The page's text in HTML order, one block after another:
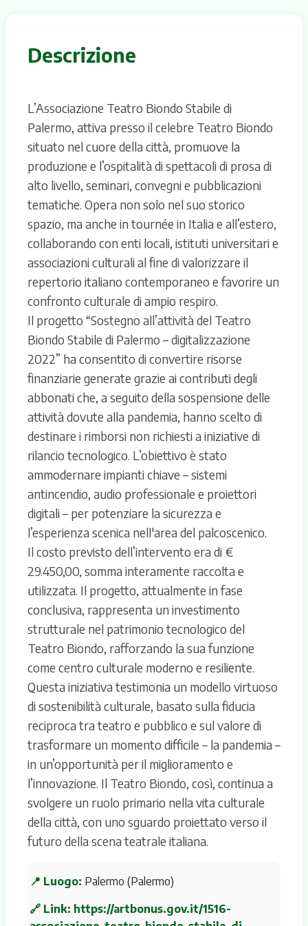
Descrizione
L’Associazione Teatro Biondo Stabile di
Palermo, attiva presso il celebre Teatro Biondo
situato nel cuore della città, promuove la
produzione e l’ospitalità di spettacoli di prosa di
alto livello, seminari, convegni e pubblicazioni
tematiche. Opera non solo nel suo storico
spazio, ma anche in tournée in Italia e all’estero,
collaborando con enti locali, istituti universitari e
associazioni culturali al fine di valorizzare il
repertorio italiano contemporaneo e favorire un
confronto culturale di ampio respiro.
Il progetto “Sostegno all’attività del Teatro
Biondo Stabile di Palermo – digitalizzazione
2022” ha consentito di convertire risorse
finanziarie generate grazie ai contributi degli
abbonati che, a seguito della sospensione delle
attività dovute alla pandemia, hanno scelto di
destinare i rimborsi non richiesti a iniziative di
rilancio tecnologico. L’obiettivo è stato
ammodernare impianti chiave – sistemi
antincendio, audio professionale e proiettori
digitali – per potenziare la sicurezza e
l’esperienza scenica nell'area del palcoscenico.
Il costo previsto dell’intervento era di €
29.450,00, somma interamente raccolta e
utilizzata. Il progetto, attualmente in fase
conclusiva, rappresenta un investimento
strutturale nel patrimonio tecnologico del
Teatro Biondo, rafforzando la sua funzione
come centro culturale moderno e resiliente.
Questa iniziativa testimonia un modello virtuoso
di sostenibilità culturale, basato sulla fiducia
reciproca tra teatro e pubblico e sul valore di
trasformare un momento difficile – la pandemia –
in un’opportunità per il miglioramento e
l’innovazione. Il Teatro Biondo, così, continua a
svolgere un ruolo primario nella vita culturale
della città, con uno sguardo proiettato verso il
futuro della scena teatrale italiana.
📍 Luogo: Palermo (Palermo)
🔗 Link: https://artbonus.gov.it/1516-